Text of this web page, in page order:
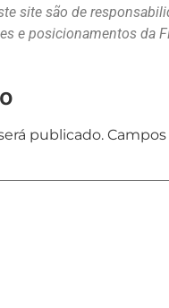
site são de
e posicionamentos da
publicado.